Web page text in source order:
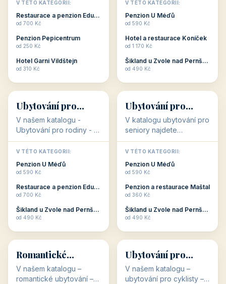
dovolenou přímo
souvisejí. Aktivní
odpočinek jso...
V TÉTO KATEGORII:
Restaurace a penzion Eduard
od 700 Kč
Penzion Pepicentrum
od 250 Kč
Hotel Garni Vildštejn
od 310 Kč
cenově dostupné
ubytování v ČR. Budete
c...
V TÉTO KATEGORII:
Penzion U Méďů
od 590 Kč
Hotel a restaurace Koníček
od 1 170 Kč
Šikland u Zvole nad Pernštejnem
od 490 Kč
👨‍👩‍👧‍👦
👨‍👩‍👧‍👦
34 objektů
Ubytování pro
rodiny
V našem katalogu -
Ubytování pro rodiny -
jsou pro Vás připraveny
objekty, které svojí
polohou či vybaveností,
nabízí klidné ubytování
V TÉTO KATEGORII:
Penzion U Méďů
od 590 Kč
Restaurace a penzion Eduard
od 700 Kč
Šikland u Zvole nad Pernštejnem
od 490 Kč
🧓
🧓
33 objektů
Ubytování pro
seniory
V katalogu ubytování pro
seniory najdete
penziony a hotely, které
jsou přizpůsobeny pro
ubytování klientů vyššího
věku. Některé z nich
V TÉTO KATEGORII:
Penzion U Méďů
od 590 Kč
Penzion a restaurace Maštal
od 360 Kč
Šikland u Zvole nad Pernštejnem
od 490 Kč
💕
💕
Romantické
ubytování
V našem katalogu –
romantické ubytování –
🚴
🚴
32 objektů
Ubytování pro
cyklisty
V našem katalogu –
ubytování pro cyklisty –